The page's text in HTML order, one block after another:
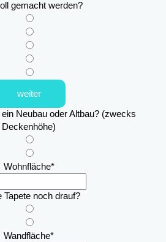
gemacht werden?
weiter
Neubau oder Altbau? (zwecks
Deckenhöhe)
Wohnfläche*
Tapete noch drauf?
Wandfläche*